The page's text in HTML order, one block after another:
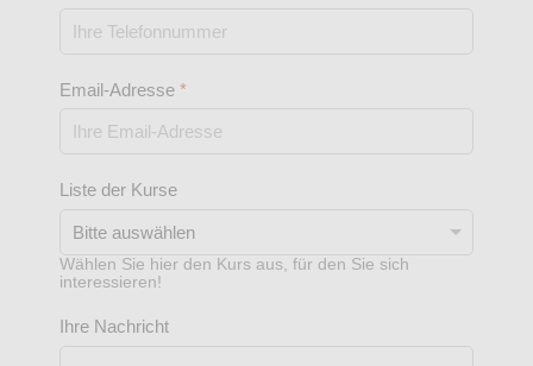
Email-Adresse *
Liste der Kurse
Wählen Sie hier den Kurs aus, für den Sie sich
interessieren!
Ihre Nachricht